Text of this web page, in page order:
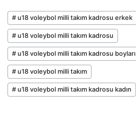
# u18 voleybol milli takım kadrosu erkek
# u18 voleybol milli takım kadrosu
# u18 voleybol milli takım kadrosu boyları
# u18 voleybol milli takım
# u18 voleybol milli takım kadrosu kadın